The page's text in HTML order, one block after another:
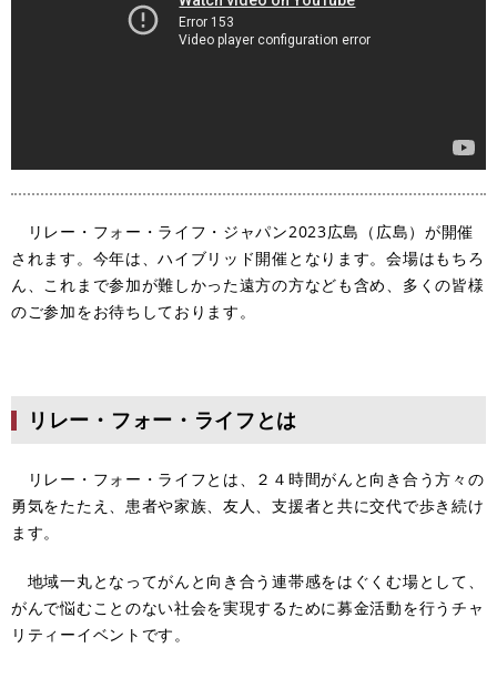
リレー・フォー・ライフ・ジャパン2023広島（広島）が開催
されます。今年は、ハイブリッド開催となります。会場はもちろ
ん、これまで参加が難しかった遠方の方なども含め、多くの皆様
のご参加をお待ちしております。
リレー・フォー・ライフとは
リレー・フォー・ライフとは、２４時間がんと向き合う方々の
勇気をたたえ、患者や家族、友人、支援者と共に交代で歩き続け
ます。
地域一丸となってがんと向き合う連帯感をはぐくむ場として、
がんで悩むことのない社会を実現するために募金活動を行うチャ
リティーイベントです。